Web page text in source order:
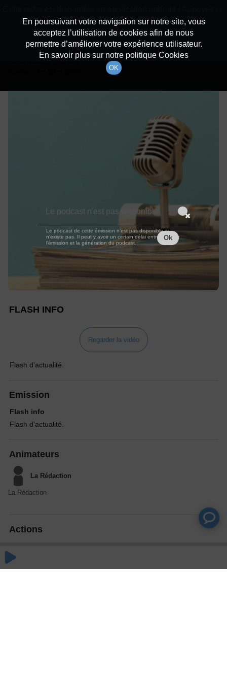
Détails De L'épisode
à 6h59
FLASH INFO
Regarder la vidéo
Flash d'actualité.
Emission
Flash info
Flash d'actualité.
Animateurs
La Rédaction
La Rédaction
Actions
En poursuivant votre navigation sur notre site, vous
acceptez l’utilisation de cookies afin de nous
permettre d’améliorer votre expérience utilisateur.
En savoir plus sur notre politique Cookies
OK
dessous pour l'installer.
Non merci Télécharger l'application
Le podcast n'est pas disponible
Le podcast de cette émission n'est pas disponible ou
n'existe pas. Il peut y avoir un certain délai entre la fin de
l'émission et la génération du podcast.
Ok